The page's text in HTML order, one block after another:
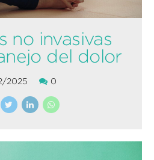
2025 0
no invasivas
del dolor